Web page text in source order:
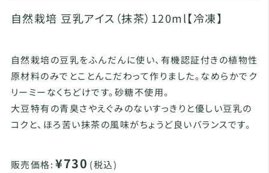
自然栽培 豆乳アイス（抹茶）120ml【冷凍】
自然栽培の豆乳をふんだんに使い、有機認証付きの植物性
原材料のみでとことんこだわって作りました。なめらかでク
リーミーなくちどけです。砂糖不使用。
大豆特有の青臭さやえぐみのないすっきりと優しい豆乳の
コクと、ほろ苦い抹茶の風味がちょうど良いバランスです。
販売価格: ¥730 (税込)